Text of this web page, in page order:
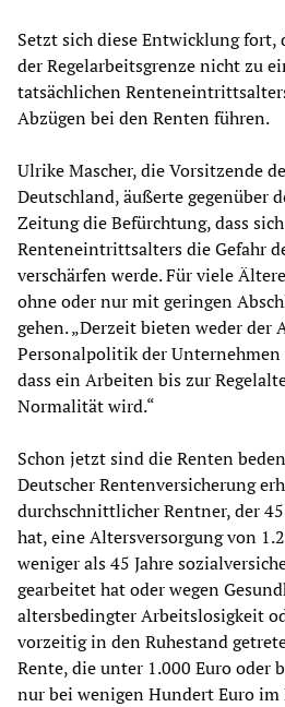
Setzt sich diese Entwicklung
der Regelarbeitsgrenze nicht zu
tatsächlichen
Abzügen bei den Renten führen.
Ulrike Mascher, die Vorsitzende
Deutschland, äußerte gegenüber
Zeitung die Befürchtung, dass
Renteneintrittsalters die Gefahr
verschärfen werde. Für viele
ohne oder nur mit geringen
gehen. „Derzeit bieten weder der
Personalpolitik der
dass ein Arbeiten bis zur
Normalität wird.“
Schon jetzt sind die Renten
Deutscher Rentenversicherung
durchschnittlicher Rentner, der
hat, eine Altersversorgung von
weniger als 45 Jahre
gearbeitet hat oder wegen
altersbedingter Arbeitslosigkeit
vorzeitig in den Ruhestand
Rente, die unter 1.000 Euro oder
nur bei wenigen Hundert Euro